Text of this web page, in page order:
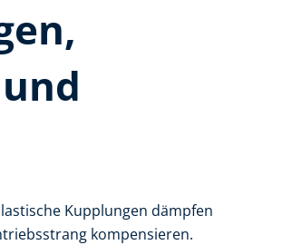
Kupplungen dämpfen
kompensieren.